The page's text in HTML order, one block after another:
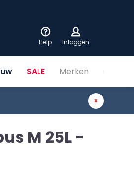
Help Inloggen
SALE Merken Over
M 25L -